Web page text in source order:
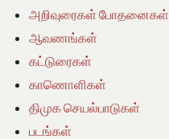
அறிவுரைகள் போதனைகள்
ஆவணங்கள்
கட்டுரைகள்
காணொளிகள்
திமுக செயல்பாடுகள்
படங்கள்